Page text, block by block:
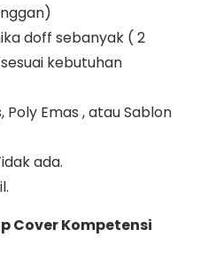
doff sebanyak ( 2
kebutuhan
Poly Emas , atau Sablon
ada.
Cover Kompetensi